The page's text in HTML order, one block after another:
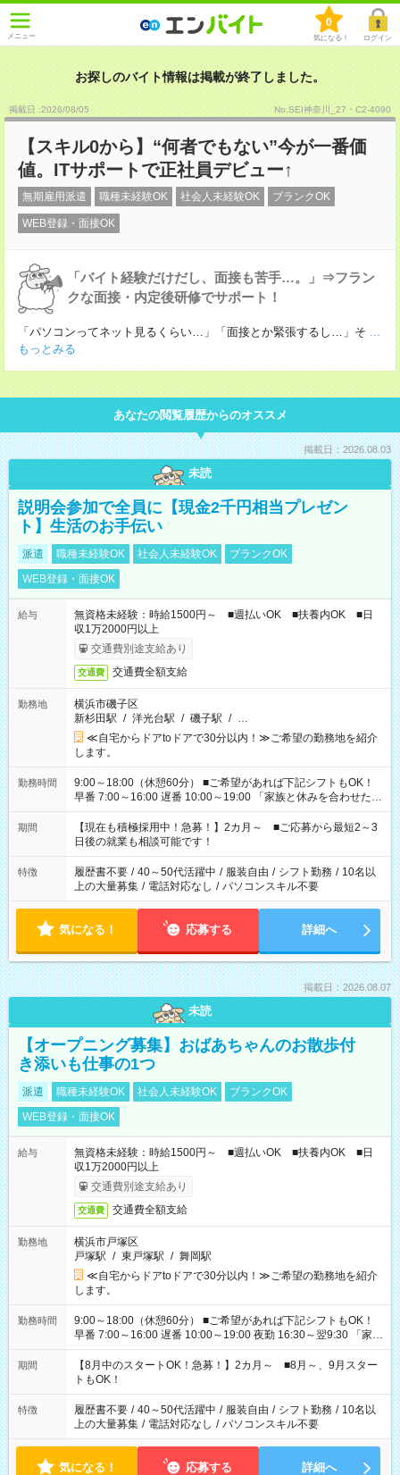
メニュー
0
気になる！ ログイン
お探しのバイト情報は掲載が終了しました。
掲載日 :2026/08/05 No.SEI神奈川_27・C2-4090
【スキル0から】“何者でもない”今が一番価
値。ITサポートで正社員デビュー↑
無期雇用派遣 職種未経験OK 社会人未経験OK ブランクOK
WEB登録・面接OK
「バイト経験だけだし、面接も苦手…。」⇒フラン
クな面接・内定後研修でサポート！
「パソコンってネット見るくらい…」「面接とか緊張するし…」そ ...
もっとみる
あなたの閲覧履歴からのオススメ
掲載日：2026.08.03
未読
説明会参加で全員に【現金2千円相当プレゼン
ト】生活のお手伝い
派遣 職種未経験OK 社会人未経験OK
ブランクOK
WEB登録・面接OK
給与
無資格未経験：時給1500円～ ■週払いOK ■扶養内OK ■日
収1万2000円以上
交通費別途支給あり
交通費 交通費全額支給
勤務地
横浜市磯子区
新杉田駅 / 洋光台駅 / 磯子駅 / …
≪自宅からドアtoドアで30分以内！≫ご希望の勤務地を紹介
します。
勤務時間
9:00～18:00（休憩60分） ■ご希望があれば下記シフトもOK！
早番 7:00～16:00 遅番 10:00～19:00 「家族と休みを合わせた
い」 「余裕を持って夕飯の準備がしたい」 「できれば残業はし
たくない」 など、ご希望を教えてくださいね。 ※Wワーク希望
の方へ 今ご覧のお仕事で希望する勤務時間と、もう1つのお仕事
の勤務時間。 合計で週40時間を超える場合は応募できません。
期間
【現在も積極採用中！急募！】2カ月～ ■ご応募から最短2～3
日後の就業も相談可能です！
特徴 履歴書不要 / 40～50代活躍中 / 服装自由 / シフト勤務 / 10名以
上の大量募集 / 電話対応なし / パソコンスキル不要
気になる！ 応募する 詳細へ
掲載日：2026.08.07
未読
【オープニング募集】おばあちゃんのお散歩付
き添いも仕事の1つ
派遣 職種未経験OK 社会人未経験OK
ブランクOK
WEB登録・面接OK
給与
無資格未経験：時給1500円～ ■週払いOK ■扶養内OK ■日
収1万2000円以上
交通費別途支給あり
交通費 交通費全額支給
勤務地
横浜市戸塚区
戸塚駅 / 東戸塚駅 / 舞岡駅
≪自宅からドアtoドアで30分以内！≫ご希望の勤務地を紹介
します。
勤務時間
9:00～18:00（休憩60分） ■ご希望があれば下記シフトもOK！
早番 7:00～16:00 遅番 10:00～19:00 夜勤 16:30～翌9:30 「家族
と休みを合わせたい」 「余裕を持って夕飯の準備がしたい」
「できれば残業はしたくない」 など、ご希望を教えてください
ね。 ※Wワーク希望の方へ 今ご覧のお仕事で希望する勤務時間
と、もう1つのお仕事の勤務時間。 合計で週40時間を超える場
合は応募できません。
期間
【8月中のスタートOK！急募！】2カ月～ ■8月～、9月スター
トもOK！
特徴 履歴書不要 / 40～50代活躍中 / 服装自由 / シフト勤務 / 10名以
上の大量募集 / 電話対応なし / パソコンスキル不要
気になる！ 応募する 詳細へ